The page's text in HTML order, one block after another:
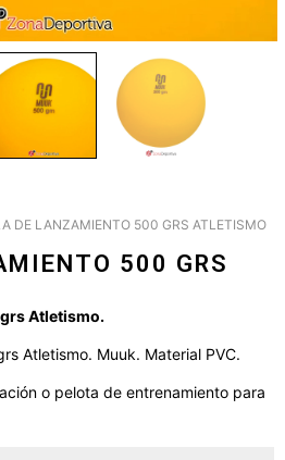
DE LANZAMIENTO 500 GRS ATLETISMO
500 GRS
Atletismo.
Atletismo. Muuk. Material PVC.
o pelota de entrenamiento para